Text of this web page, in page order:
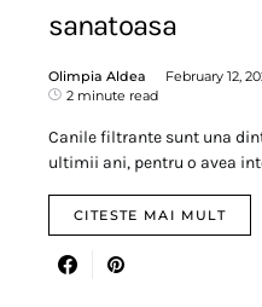
sanatoasa
Olimpia Aldea February 12,
2 minute read
Canile filtrante sunt una
ultimii ani, pentru o avea
CITESTE MAI MULT